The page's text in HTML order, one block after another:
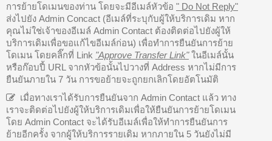
การย้ายโดเมนของท่าน โดยจะมีอีเมล์หัวข้อ " Do Not Reply"
ส่งไปยัง Admin Concact (อีเมล์ที่ระบุกับผู้ให้บริการเดิม หาก
คุณไม่ใช่เจ้าของอีเมล์ Admin Contact ต้องติดต่อไปยังผู้ให้
บริการเดิมเพื่อขอแก้ไขอีเมล์ก่อน) เพื่อทำการยืนยันการย้าย
โดเมน โดยคลิ๊กที่ Link "Approve Transfer Link"ในอีเมล์นั้น
หรือก๊อบปี้ URL จากหัวข้อนั้นไปวางที่ Address หากไม่มีการ
ยืนยันภายใน 7 วัน การขอย้ายจะถูกยกเลิกโดยอัตโนมัติ
เมื่อทางเราได้รับการยืนยันจาก Admin Contact แล้ว ทาง
เราจะติดต่อไปยังผู้ให้บริการเดิมเพื่อให้ยืนยันการย้ายโดเมน
โดย Admin Contact จะได้รับอีเมล์เพื่อให้ทำการยืนยันการ
ย้ายอีกครั้ง จากผู้ให้บริการรายเดิม หากภายใน 5 วันยังไม่มี